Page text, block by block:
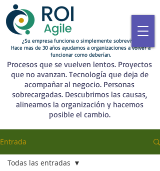
¿Su empresa funciona o simplemente sobrevive?
Hace mas de 30 años ayudamos a organizaciones a volver a
funcionar como deberían.
Procesos que se vuelven lentos. Proyectos
que no avanzan. Tecnología que deja de
acompañar al negocio. Personas
sobrecargadas. Descubrimos las causas,
alineamos la organización y hacemos
posible el cambio.
Entrada
Todas las entradas